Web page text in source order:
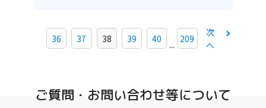
36 37 38 39 40 ... 209
次
へ
ご質問・お問い合わせ等について